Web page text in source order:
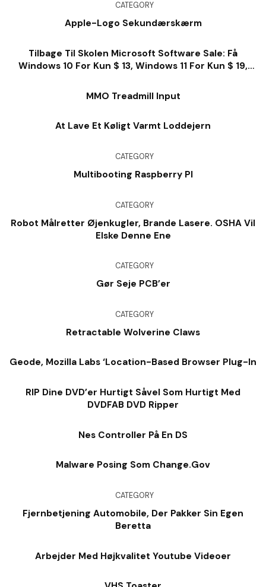
CATEGORY
Apple-Logo Sekundærskærm
Tilbage Til Skolen Microsoft Software Sale: Få
Windows 10 For Kun $ 13, Windows 11 For Kun $ 19,
MMO Treadmill Input
At Lave Et Køligt Varmt Loddejern
CATEGORY
Multibooting Raspberry PI
CATEGORY
Robot Målretter Øjenkugler, Brande Lasere. OSHA Vil
Elske Denne Ene
CATEGORY
Gør Seje PCB’er
CATEGORY
Retractable Wolverine Claws
Geode, Mozilla Labs ‘Location-Based Browser Plug-In
RIP Dine DVD’er Hurtigt Såvel Som Hurtigt Med
DVDFAB DVD Ripper
Nes Controller På En DS
Malware Posing Som Change.Gov
CATEGORY
Fjernbetjening Automobile, Der Pakker Sin Egen
Beretta
Arbejder Med Højkvalitet Youtube Videoer